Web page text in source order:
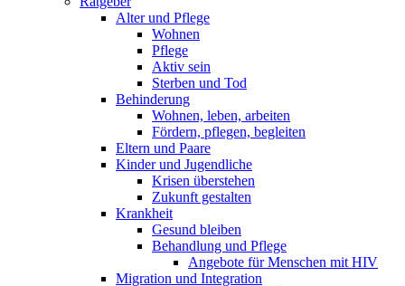
Alter und Pflege
Wohnen
Pflege
Aktiv sein
Sterben und Tod
Behinderung
Wohnen, leben, arbeiten
Fördern, pflegen, begleiten
Eltern und Paare
Kinder und Jugendliche
Krisen überstehen
Zukunft gestalten
Krankheit
Gesund bleiben
Behandlung und Pflege
Angebote für Menschen mit HIV
Migration und Integration